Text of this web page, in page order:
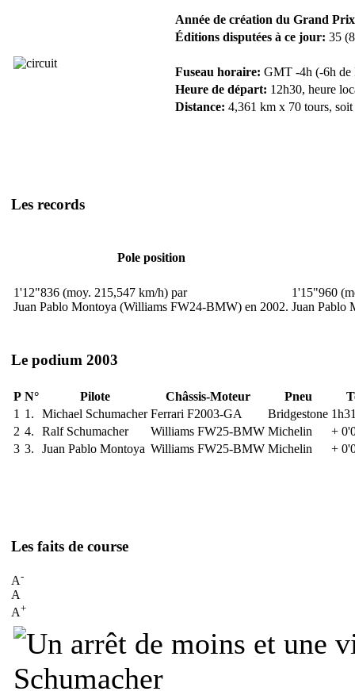
Année de création du Grand
Éditions disputées à ce jour: 35
Fuseau horaire: GMT -4h (-6h de
Heure de départ: 12h30, heure
Distance: 4,361 km x 70 tours,
Les records
Pole position
1'12"836 (moy. 215,547 km/h) par
Juan Pablo Montoya (Williams FW24-BMW) en 2002.
1'15"960
Juan Pablo
Le podium 2003
P N° Pilote Châssis-Moteur Pneu
1 1. Michael Schumacher Ferrari F2003-GA Bridgestone
2 4. Ralf Schumacher Williams FW25-BMW Michelin
+
3 3. Juan Pablo Montoya Williams FW25-BMW Michelin +
Les faits de course
A-
A
A+